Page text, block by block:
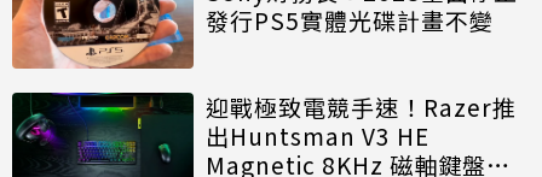
發行PS5實體光碟計畫不變
迎戰極致電競手速！Razer推
出Huntsman V3 HE
Magnetic 8KHz 磁軸鍵盤效